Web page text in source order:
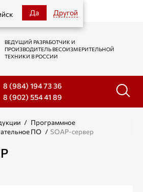
Да Другой
ВЕДУЩИЙ РАЗРАБОТЧИК И
ПРОИЗВОДИТЕЛЬ ВЕСОИЗМЕРИТЕЛЬНОЙ
ТЕХНИКИ В РОССИИ
8 (984) 194 73 36
8 (902) 554 41 89
/ Программное
ПО / SOAP-сервер